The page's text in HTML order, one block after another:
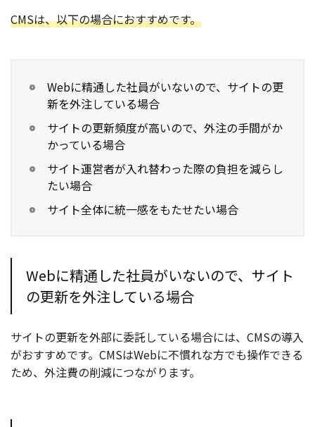
CMSは、以下の場合におすすめです。
Webに精通した社員がいないので、サイトの更
新を外注している場合
サイトの更新頻度が高いので、外注の手間がか
かっている場合
サイト運営者が入れ替わった際の負担を減らし
たい場合
サイト全体に統一感をもたせたい場合
Webに精通した社員がいないので、サイト
の更新を外注している場合
サイトの更新を外部に委託している場合には、CMSの導入
がおすすめです。CMSはWebに不慣れな方でも操作できる
ため、外注費の削減につながります。